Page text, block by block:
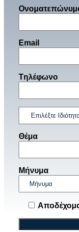
Email
Tηλέφωνο
Θέμα
Μήνυμα